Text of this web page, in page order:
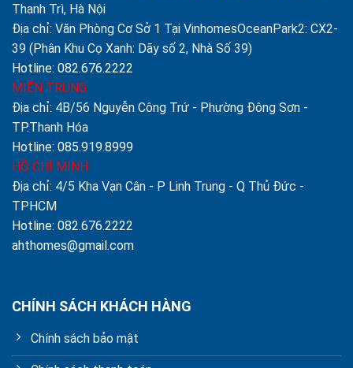
Thanh Trì, Hà Nội
Địa chỉ: Văn Phòng Cơ Sở 1 Tại VinhomesOceanPark2: CX2-
39 (Phân Khu Cọ Xanh: Dãy số 2, Nhà Số 39)
Hotline: 082.676.2222
MIỀN TRUNG
Địa chỉ: 4B/56 Nguyễn Công Trứ - Phường Đông Sơn -
TP.Thanh Hóa
Hotline: 085.919.8999
HỒ CHÍ MINH
Địa chỉ: 4/5 Kha Vạn Cân - P Linh Trung - Q Thủ Đức -
TPHCM
Hotline: 082.676.2222
ahthomes@gmail.com
CHÍNH SÁCH KHÁCH HÀNG
Chính sách bảo mật